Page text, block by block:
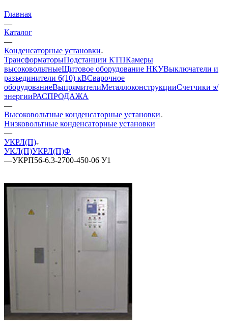
Главная
—
Каталог
—
Конденсаторные установки
ТрансформаторыПодстанции КТПКамеры
высоковольтныеЩитовое оборудование НКУВыключатели и
разъединители 6(10) кВСварочное
оборудованиеВыпрямителиМеталлоконструкцииСчетчики э/
энергииРАСПРОДАЖА
—
Высоковольтные конденсаторные установки
Низковольтные конденсаторные установки
—
УКРЛ(П)
УКЛ(П)УКРЛ(П)Ф
—УКРП56-6.3-2700-450-06 У1